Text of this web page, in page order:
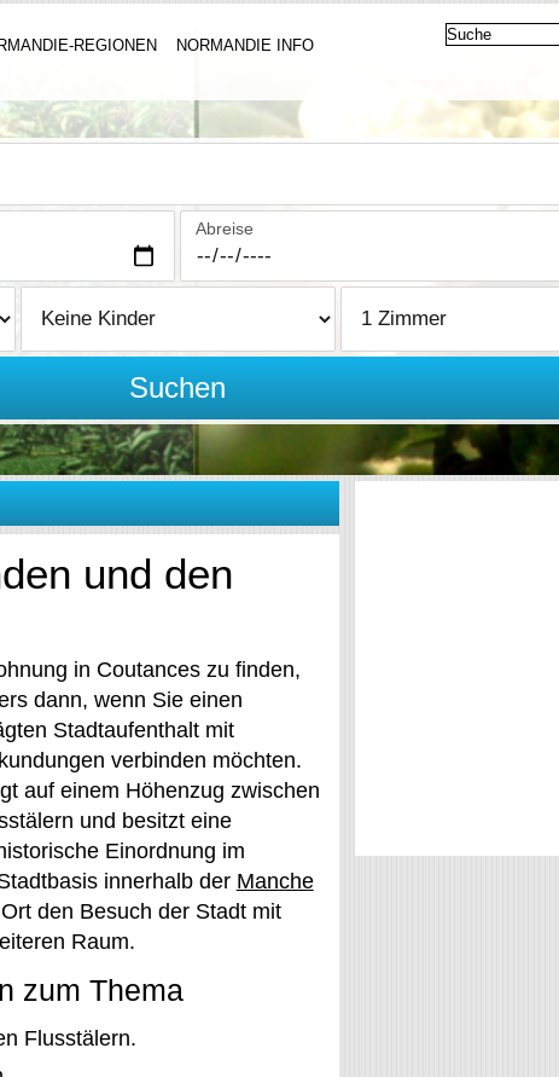
REGIONEN
NORMANDIE INFO
Abreise
Suchen
und den
in Coutances zu finden,
dann, wenn Sie einen
Stadtaufenthalt mit
verbinden möchten.
auf einem Höhenzug zwischen
und besitzt eine
Einordnung im
innerhalb der Manche
den Besuch der Stadt mit
Raum.
zum Thema
Flusstälern.